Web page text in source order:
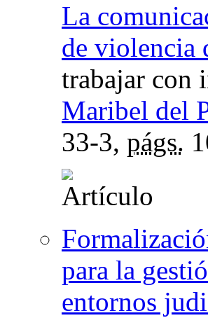
La
de violencia
trabajar con
Maribel del
33-3, págs.
para la
entornos